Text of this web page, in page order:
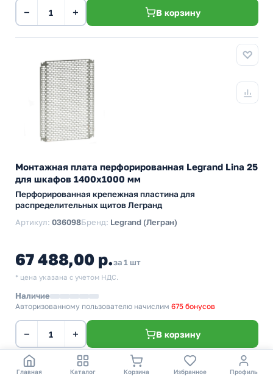
− + В корзину
Монтажная плата перфорированная Legrand Lina 25
для шкафов 1400х1000 мм
Перфорированная крепежная пластина для
распределительных щитов Легранд
Артикул: 036098Бренд: Legrand (Легран)
67 488,00 р.за 1 шт
* цена указана с учетом НДС.
Наличие
Авторизованному пользователю начислим 675 бонусов
− + В корзину
Главная Каталог Корзина Избранное Профиль